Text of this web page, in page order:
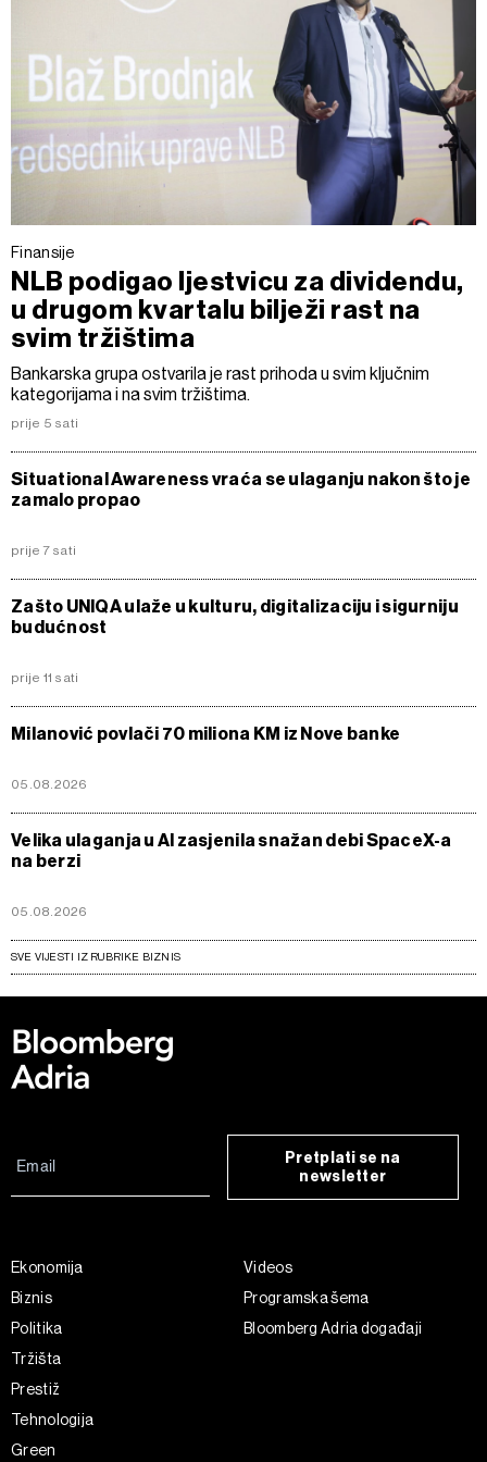
Finansije
NLB podigao ljestvicu za dividendu,
u drugom kvartalu bilježi rast na
svim tržištima
Bankarska grupa ostvarila je rast prihoda u svim ključnim
kategorijama i na svim tržištima.
prije 5 sati
Situational Awareness vraća se ulaganju nakon što je
zamalo propao
prije 7 sati
Zašto UNIQA ulaže u kulturu, digitalizaciju i sigurniju
budućnost
prije 11 sati
Milanović povlači 70 miliona KM iz Nove banke
05.08.2026
Velika ulaganja u AI zasjenila snažan debi SpaceX-a
na berzi
05.08.2026
SVE VIJESTI IZ RUBRIKE BIZNIS
Pretplati se na
newsletter
Ekonomija
Biznis
Politika
Tržišta
Prestiž
Tehnologija
Green
Videos
Programska šema
Bloomberg Adria događaji